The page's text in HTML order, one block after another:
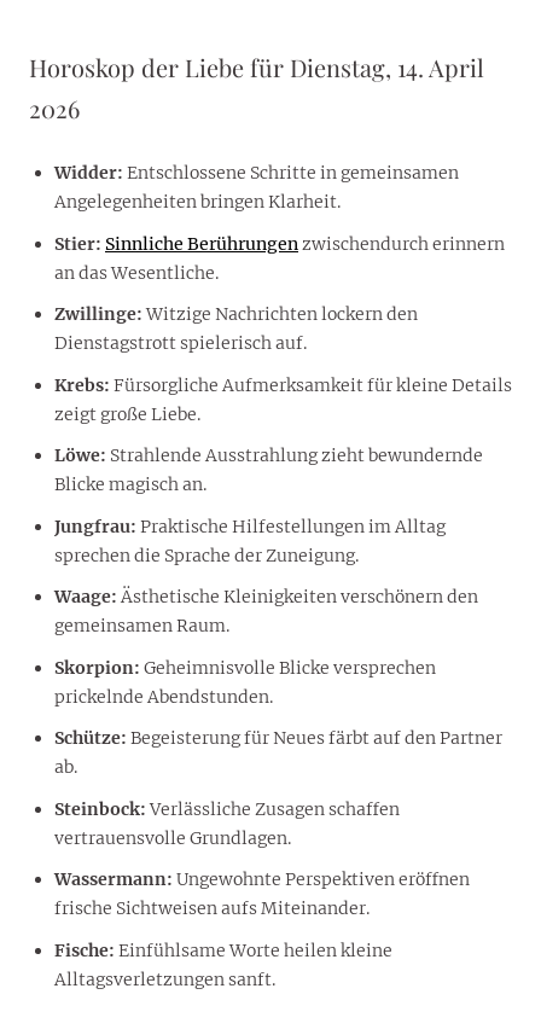
Horoskop der Liebe für Dienstag, 14. April
2026
Widder: Entschlossene Schritte in gemeinsamen
Angelegenheiten bringen Klarheit.
Stier: Sinnliche Berührungenzwischendurch erinnern
an das Wesentliche.
Zwillinge:Witzige Nachrichten lockern den
Dienstagstrott spielerisch auf.
Krebs: Fürsorgliche Aufmerksamkeit für kleine Details
zeigt große Liebe.
Löwe: Strahlende Ausstrahlung zieht bewundernde
Blicke magisch an.
Jungfrau: Praktische Hilfestellungen im Alltag
sprechen die Sprache der Zuneigung.
Waage: Ästhetische Kleinigkeiten verschönern den
gemeinsamen Raum.
Skorpion: Geheimnisvolle Blicke versprechen
prickelnde Abendstunden.
Schütze: Begeisterung für Neues färbt auf den Partner
ab.
Steinbock:Verlässliche Zusagen schaffen
vertrauensvolle Grundlagen.
Wassermann: Ungewohnte Perspektiven eröffnen
frische Sichtweisen aufs Miteinander.
Fische: Einfühlsame Worte heilen kleine
Alltagsverletzungen sanft.